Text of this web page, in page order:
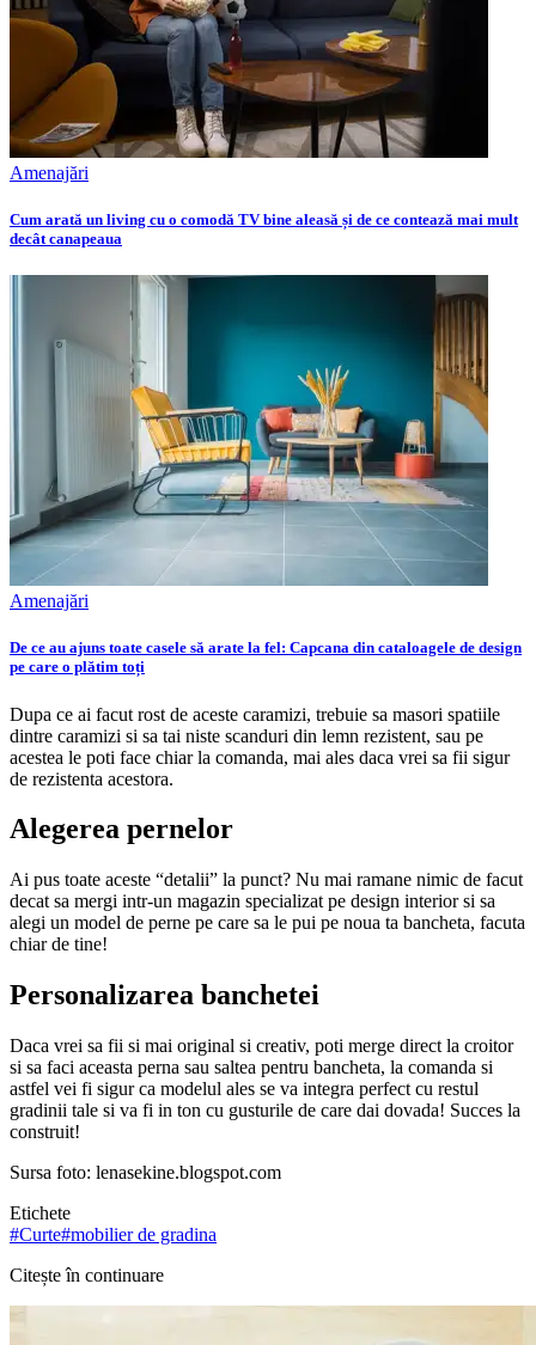
Amenajări
Cum arată un living cu o comodă TV bine aleasă și de ce contează mai mult
decât canapeaua
Amenajări
De ce au ajuns toate casele să arate la fel: Capcana din cataloagele de design
pe care o plătim toți
Dupa ce ai facut rost de aceste caramizi, trebuie sa masori spatiile
dintre caramizi si sa tai niste scanduri din lemn rezistent, sau pe
acestea le poti face chiar la comanda, mai ales daca vrei sa fii sigur
de rezistenta acestora.
Alegerea pernelor
Ai pus toate aceste “detalii” la punct? Nu mai ramane nimic de facut
decat sa mergi intr-un magazin specializat pe design interior si sa
alegi un model de perne pe care sa le pui pe noua ta bancheta, facuta
chiar de tine!
Personalizarea banchetei
Daca vrei sa fii si mai original si creativ, poti merge direct la croitor
si sa faci aceasta perna sau saltea pentru bancheta, la comanda si
astfel vei fi sigur ca modelul ales se va integra perfect cu restul
gradinii tale si va fi in ton cu gusturile de care dai dovada! Succes la
construit!
Sursa foto: lenasekine.blogspot.com
Etichete
#Curte#mobilier de gradina
Citește în continuare